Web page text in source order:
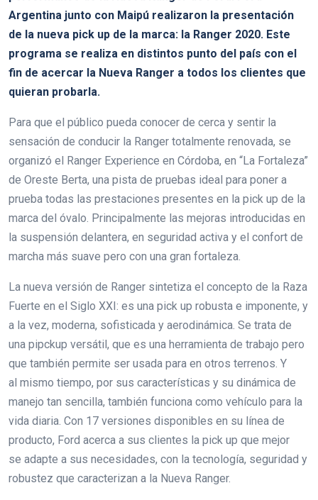
Argentina junto con Maipú realizaron la presentación
de la nueva pick up de la marca: la Ranger 2020. Este
programa se realiza en distintos punto del país con el
fin de acercar la Nueva Ranger a todos los clientes que
quieran probarla.
Para que el público pueda conocer de cerca y sentir la
sensación de conducir la Ranger totalmente renovada, se
organizó el Ranger Experience en Córdoba, en “La Fortaleza”
de Oreste Berta, una pista de pruebas ideal para poner a
prueba todas las prestaciones presentes en la pick up de la
marca del óvalo. Principalmente las mejoras introducidas en
la suspensión delantera, en seguridad activa y el confort de
marcha más suave pero con una gran fortaleza.
La nueva versión de Ranger sintetiza el concepto de la Raza
Fuerte en el Siglo XXI: es una pick up robusta e imponente, y
a la vez, moderna, sofisticada y aerodinámica. Se trata de
una pipckup versátil, que es una herramienta de trabajo pero
que también permite ser usada para en otros terrenos. Y
al mismo tiempo, por sus características y su dinámica de
manejo tan sencilla, también funciona como vehículo para la
vida diaria. Con 17 versiones disponibles en su línea de
producto, Ford acerca a sus clientes la pick up que mejor
se adapte a sus necesidades, con la tecnología, seguridad y
robustez que caracterizan a la Nueva Ranger.